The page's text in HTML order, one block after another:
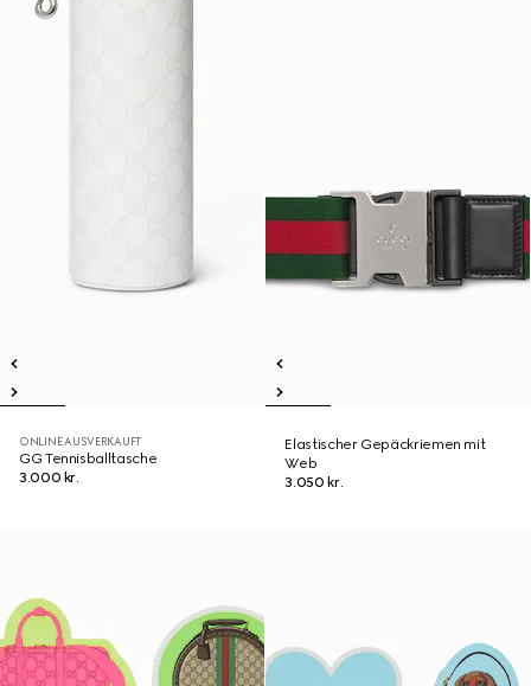
ONLINE AUSVERKAUFT
GG Tennisballtasche
3.000 kr.
Elastischer Gepäckriemen mit
Web
3.050 kr.